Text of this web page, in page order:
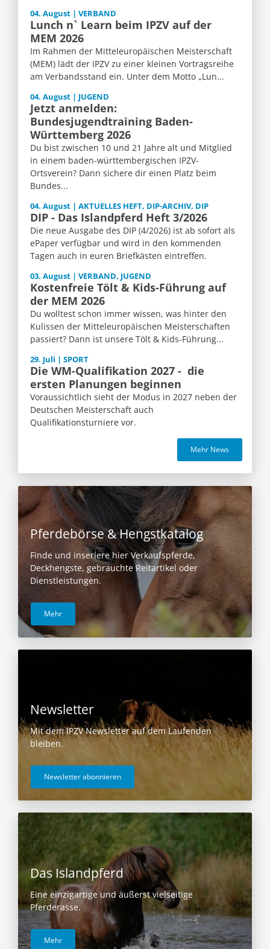
04. August | VERBAND
Lunch n` Learn beim IPZV auf der
MEM 2026
Im Rahmen der Mitteleuropäischen Meisterschaft
(MEM) lädt der IPZV zu einer kleinen Vortragsreihe
am Verbandsstand ein. Unter dem Motto „Lun...
04. August | JUGEND
Jetzt anmelden:
Bundesjugendtraining Baden-
Württemberg 2026
Du bist zwischen 10 und 21 Jahre alt und Mitglied
in einem baden-württembergischen IPZV-
Ortsverein? Dann sichere dir einen Platz beim
Bundes...
04. August | AKTUELLES HEFT, DIP-ARCHIV, DIP
DIP - Das Islandpferd Heft 3/2026
Die neue Ausgabe des DIP (4/2026) ist ab sofort als
ePaper verfügbar und wird in den kommenden
Tagen auch in euren Briefkästen eintreffen.
03. August | VERBAND, JUGEND
Kostenfreie Tölt & Kids-Führung auf
der MEM 2026
Du wolltest schon immer wissen, was hinter den
Kulissen der Mitteleuropäischen Meisterschaften
passiert? Dann ist unsere Tölt & Kids-Führung...
29. Juli | SPORT
Die WM-Qualifikation 2027 - die
ersten Planungen beginnen
Voraussichtlich sieht der Modus in 2027 neben der
Deutschen Meisterschaft auch
Qualifikationsturniere vor.
Mehr News
Pferdebörse & Hengstkatalog
Finde und inseriere hier Verkaufspferde,
Deckhengste, gebrauchte Reitartikel oder
Dienstleistungen.
Mehr
Newsletter
Mit dem IPZV Newsletter auf dem Laufenden
bleiben.
Newsletter abonnieren
Das Islandpferd
Eine einzigartige und äußerst vielseitige
Pferderasse.
Mehr